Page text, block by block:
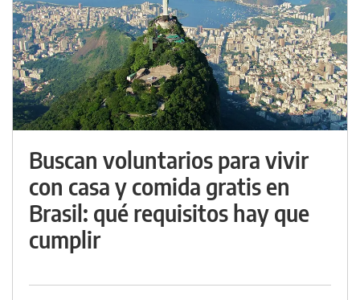
Buscan voluntarios para vivir
con casa y comida gratis en
Brasil: qué requisitos hay que
cumplir